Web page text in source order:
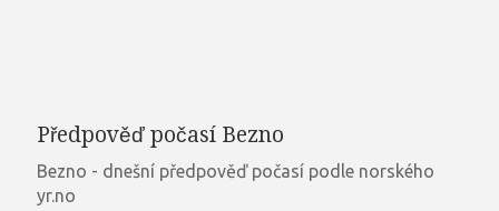
Předpověď počasí Bezno
Bezno - dnešní předpověď počasí podle norského
yr.no